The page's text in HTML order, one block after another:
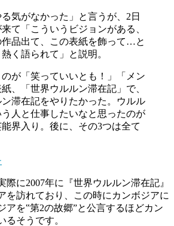
気がなかった」と言うが、2日
て「こういうビジョンがある、
作品出て、この表紙を飾って…と
く語られて」と説明。
が「笑っていいとも！」「メン
、「世界ウルルン滞在記」で、
滞在記をやりたかった。ウルル
人と仕事したいなと思ったのが
界入り。後に、その3つは全て
際に2007年に『世界ウルルン滞在記』
を訪れており、この時にカンボジアに
アを‟第2の故郷”と公言するほどカン
るそうです。